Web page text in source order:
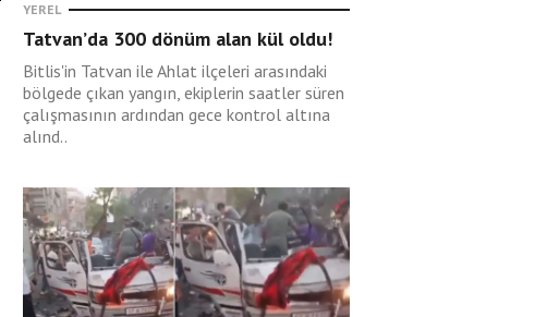
YEREL
Tatvan’da 300 dönüm alan kül oldu!
Bitlis'in Tatvan ile Ahlat ilçeleri arasındaki
bölgede çıkan yangın, ekiplerin saatler süren
çalışmasının ardından gece kontrol altına
alınd..